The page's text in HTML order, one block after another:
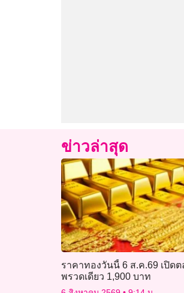
ข่าวล่าสุด
ราคาทองวันนี้ 6 ส.ค.69 เปิดต
พรวดเดียว 1,900 บาท